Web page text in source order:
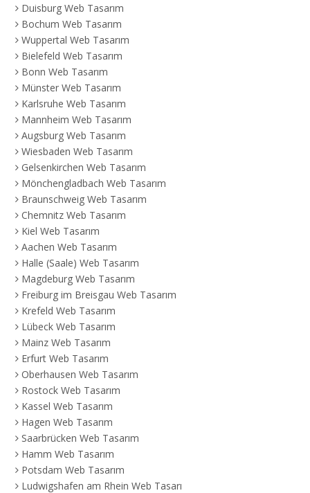
Duisburg Web Tasarım
Bochum Web Tasarım
Wuppertal Web Tasarım
Bielefeld Web Tasarım
Bonn Web Tasarım
Münster Web Tasarım
Karlsruhe Web Tasarım
Mannheim Web Tasarım
Augsburg Web Tasarım
Wiesbaden Web Tasarım
Gelsenkirchen Web Tasarım
Mönchengladbach Web Tasarım
Braunschweig Web Tasarım
Chemnitz Web Tasarım
Kiel Web Tasarım
Aachen Web Tasarım
Halle (Saale) Web Tasarım
Magdeburg Web Tasarım
Freiburg im Breisgau Web Tasarım
Krefeld Web Tasarım
Lübeck Web Tasarım
Mainz Web Tasarım
Erfurt Web Tasarım
Oberhausen Web Tasarım
Rostock Web Tasarım
Kassel Web Tasarım
Hagen Web Tasarım
Saarbrücken Web Tasarım
Hamm Web Tasarım
Potsdam Web Tasarım
Ludwigshafen am Rhein Web Tasarım